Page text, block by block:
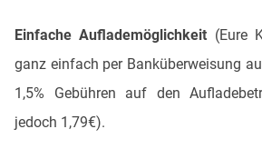
Einfache Auflademöglichkeit (Eure
ganz einfach per Banküberweisung
1,5% Gebühren auf den
jedoch 1,79€).